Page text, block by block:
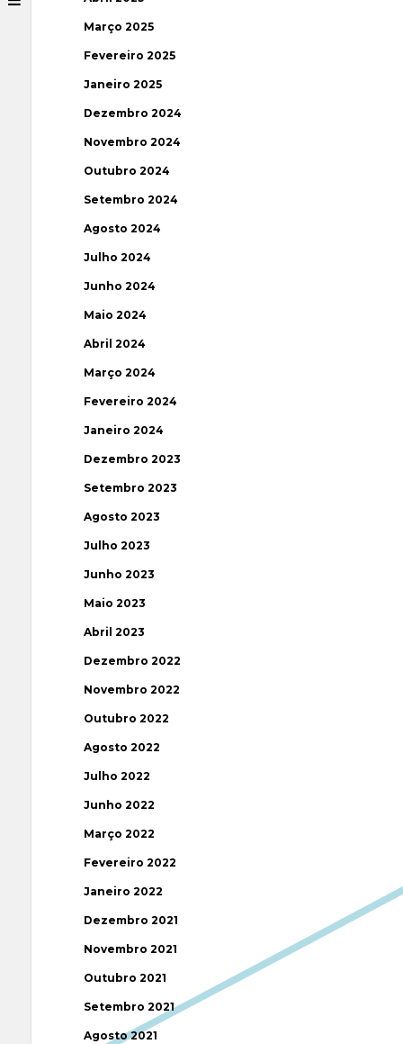
Março 2025
Fevereiro 2025
Janeiro 2025
Dezembro 2024
Novembro 2024
Outubro 2024
Setembro 2024
Agosto 2024
Julho 2024
Junho 2024
Maio 2024
Abril 2024
Março 2024
Fevereiro 2024
Janeiro 2024
Dezembro 2023
Setembro 2023
Agosto 2023
Julho 2023
Junho 2023
Maio 2023
Abril 2023
Dezembro 2022
Novembro 2022
Outubro 2022
Agosto 2022
Julho 2022
Junho 2022
Março 2022
Fevereiro 2022
Janeiro 2022
Dezembro 2021
Novembro 2021
Outubro 2021
Setembro 2021
Agosto 2021